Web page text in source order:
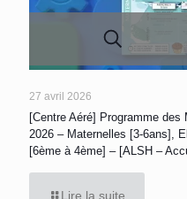
27 avril 2026
[Centre Aéré] Programme
2026 – Maternelles [3-6ans],
[6ème à 4ème] – [ALSH –
Lire la suite